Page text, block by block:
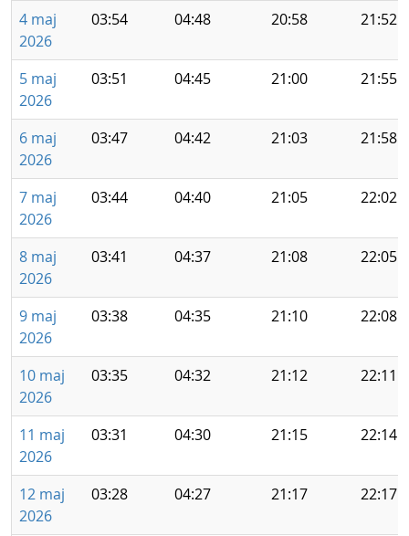
4 maj
2026
03:54 04:48 20:58 21:52
5 maj
2026
03:51 04:45 21:00 21:55
6 maj
2026
03:47 04:42 21:03 21:58
7 maj
2026
03:44 04:40 21:05 22:02
8 maj
2026
03:41 04:37 21:08 22:05
9 maj
2026
03:38 04:35 21:10 22:08
10 maj
2026
03:35 04:32 21:12 22:11
11 maj
2026
03:31 04:30 21:15 22:14
12 maj
2026
03:28 04:27 21:17 22:17